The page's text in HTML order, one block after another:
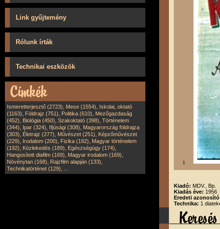
Link gyűjtemény
Rólunk írták
Technikai eszközök
Ismeretterjesztő (2723), Mese (1554), Iskolai, oktató
(1163), Földrajz (751), Politika (610), Mezőgazdaság
(452), Biológia (450), Szakoktató (398), Történelem
(344), Ipar (324), Ifjúsági (308), Magyarország földrajza
(303), Életrajz (277), Művészet (251), Képzőművészet
(229), Irodalom (200), Fizika (192), Magyar történelem
(192), Közlekedés (189), Egészségügy (174),
Hangosított diafilm (169), Magyar irodalom (169),
Növénytan (168), Rajzfilm alapján (133),
Technikatörténet (129),
1
Kiadó: MDV., Bp.
Kiadás éve: 1956
Eredeti
Technika: 1